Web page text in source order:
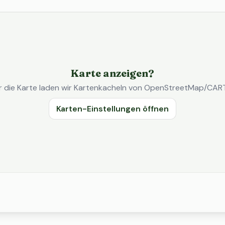
Karte anzeigen?
die Karte laden wir Kartenkacheln von OpenStreetMap/
Karten-Einstellungen öffnen